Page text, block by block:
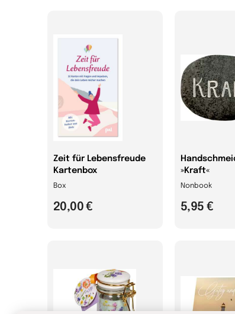
Zeit für Lebensfreude
Kartenbox
Box
20,00 €
»Kraft«
Nonbook
5,95 €